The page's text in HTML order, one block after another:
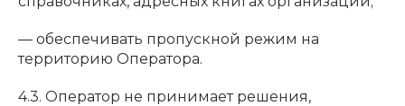
— обеспечивать пропускной режим на
территорию Оператора.
4.3. Оператор не принимает решения,